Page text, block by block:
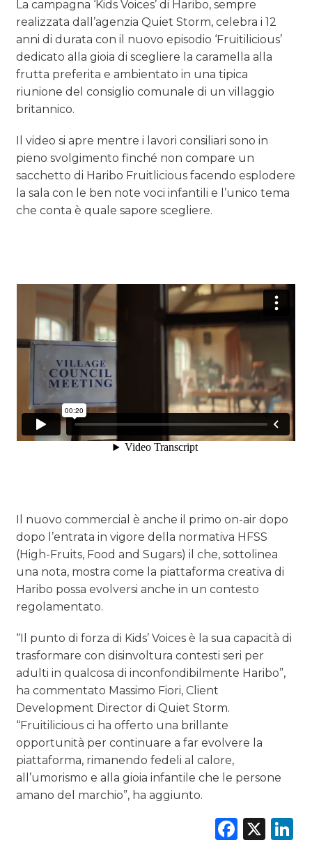
La campagna ‘Kids Voices’ di Haribo, sempre
realizzata dall’agenzia Quiet Storm, celebra i 12
anni di durata con il nuovo episodio ‘Fruitilicious’
dedicato alla gioia di scegliere la caramella alla
frutta preferita e ambientato in una tipica
riunione del consiglio comunale di un villaggio
britannico.
Il video si apre mentre i lavori consiliari sono in
pieno svolgimento finché non compare un
sacchetto di Haribo Fruitlicious facendo esplodere
la sala con le ben note voci infantili e l’unico tema
che conta è quale sapore scegliere.
Il nuovo commercial è anche il primo on-air dopo
dopo l’entrata in vigore della normativa HFSS
(High-Fruits, Food and Sugars) il che, sottolinea
una nota, mostra come la piattaforma creativa di
Haribo possa evolversi anche in un contesto
regolamentato.
“Il punto di forza di Kids’ Voices è la sua capacità di
trasformare con disinvoltura contesti seri per
adulti in qualcosa di inconfondibilmente Haribo”,
ha commentato Massimo Fiori, Client
Development Director di Quiet Storm.
“Fruitilicious ci ha offerto una brillante
opportunità per continuare a far evolvere la
piattaforma, rimanendo fedeli al calore,
all’umorismo e alla gioia infantile che le persone
amano del marchio”, ha aggiunto.
X